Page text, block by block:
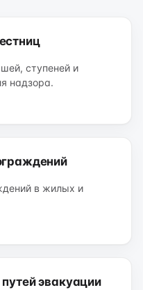
ступеней и
надзора.
в жилых и
эвакуации